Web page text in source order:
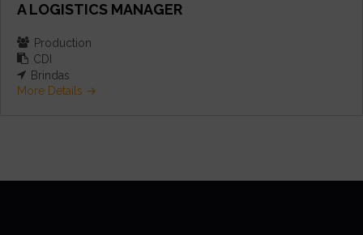
A LOGISTICS MANAGER
Production
CDI
Brindas
More Details